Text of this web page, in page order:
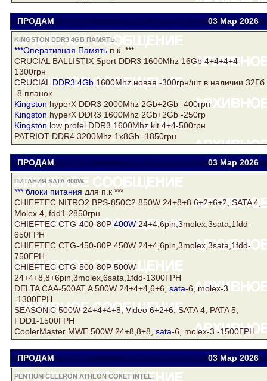
ПРОДАМ ксанти motuz.1976@mail.ru 03 Мар2026
KINGSTON DDR3 4GB ПАМЯТЬ.
***Оперативная Память п.к. ***
CRUCIAL BALLISTIX Sport DDR3 1600Mhz 16Gb 4+4+4+4-
1300грн
CRUCIAL DDR3 4Gb1600Mhz новая -300грн/шт в наличии 32Гб
-8 планок
Kingston hyperX DDR3 2000Mhz 2Gb+2Gb -400грн
Kingston hyperX DDR3 1600Mhz 2Gb+2Gb -250гр
Kingstonlow profel DDR3 1600Mhz kit 4+4-500грн
PATRIOT DDR4 3200Mhz 1x8Gb -1850грн
ПРОДАМ ксанти motuz.1976@mail.ru 03 Мар2026
ПИТАНИЯ SATA 400W.
*** блоки питания для п.к ***
CHIEFTEC NITRO2 BPS-850C2 850W 24+8+8.6+2+6+2, SATA 4,
Molex 4, fdd1-2850грн
CHIEFTEC CTG-400-80P400W 24+4,6pin,3molex,3sata,1fdd-
650ГРН
CHIEFTEC CTG-450-80P 450W 24+4,6pin,3molex,3sata,1fdd-
750ГРН
CHIEFTEC CTG-500-80P 500W
24+4+8,8+6pin,3molex,6sata,1fdd-1300ГРН
DELTA CAA-500AT A 500W 24+4+4,6+6, sata-6, molex-3
-1300ГРН
SЕASONiC 500W 24+4+4+8, Vidеo 6+2+6, SATA 4, PATA 5,
FDD1-1500ГРН
CoolerMaster MWE 500W 24+8,8+8, sata-6, molex-3 -1500ГРН
ПРОДАМ ксанти motuz.1976@mail.ru 03 Мар2026
PENTIUM CELERON ATHLON СОКЕТ INTEL.